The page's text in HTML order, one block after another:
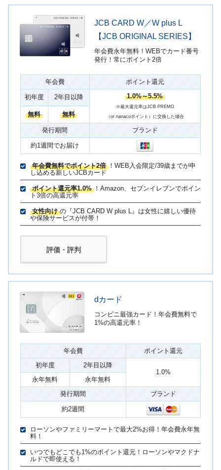
JCB CARD W／W plus L
【JCB ORIGINAL SERIES】
年会費永年無料！WEBでカード番号
発行！常にポイント2倍
年会費 ポイント還元
初年度 2年目以降 1.0%～5.5%
※最大還元率はJCB PREMO
（or nanacoポイント）に交換した場合
無料 無料
発行期間 ブランド
約1週間でお届け
年会費無料でポイント2倍 ！WEB入会限定/39歳までが申
し込める新しいJCBカード
ポイント還元率1.0% ！Amazon、セブンイレブンでポイン
ト3倍の高還元率
女性向け の『JCB CARD W plus L』は女性に嬉しい優待
や保険サービスが付帯！
評価・評判
dカード
コンビニ最強カード！年会費無料で
1%の高還元率！
年会費
ポイント還元
初年度
2年目以降
1.0%
永年無料
永年無料
発行期間
ブランド
約2週間
ローソンやファミリーマートで最大2%お得！年会費永年無
料！
いつでもどこでも1%のポイント還元！ローソンやマクドナ
ルドで即使える！